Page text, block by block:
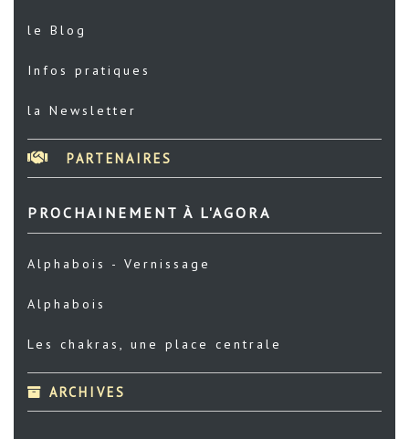
le Blog
Infos pratiques
la Newsletter
PARTENAIRES
PROCHAINEMENT À L'AGORA
Alphabois - Vernissage
Alphabois
Les chakras, une place centrale
ARCHIVES